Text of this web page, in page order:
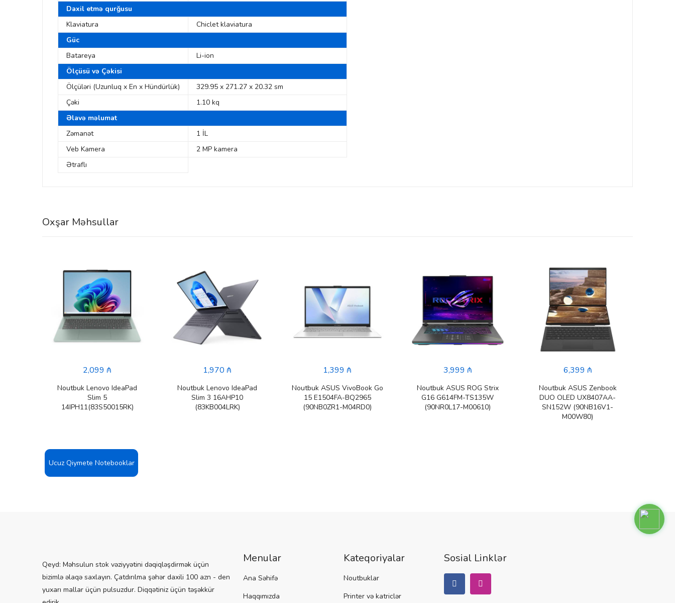
Daxil etmə qurğusu
Klaviatura
Chiclet klaviatura
Güc
Batareya
Li-ion
Ölçüsü və Çəkisi
Ölçüləri (Uzunluq x En x Hündürlük)
329.95 x 271.27 x 20.32 sm
Çəki
1.10 kq
Əlavə məlumat
Zəmanət
1 İL
Veb Kamera
2 MP kamera
Ətraflı
Oxşar Məhsullar
2,099 ₼
Noutbuk Lenovo IdeaPad
Slim 5
14IPH11(83S50015RK)
1,970 ₼
Noutbuk Lenovo IdeaPad
Slim 3 16AHP10
(83KB004LRK)
1,399 ₼
Noutbuk ASUS VivoBook Go
15 E1504FA-BQ2965
(90NB0ZR1-M04RD0)
3,999 ₼
Noutbuk ASUS ROG Strix
G16 G614FM-TS135W
(90NR0L17-M00610)
6,399 ₼
Noutbuk ASUS Zenbook
DUO OLED UX8407AA-
SN152W (90NB16V1-
M00W80)
Ucuz Qiymete Notebooklar
Qeyd: Məhsulun stok vəziyyətini dəqiqləşdirmək üçün
bizimlə əlaqə saxlayın. Çatdırılma şəhər daxili 100 azn - den
yuxarı mallar üçün pulsuzdur. Diqqətiniz üçün təşəkkür
Menular
Ana Səhifə
Haqqımızda
Kateqoriyalar
Noutbuklar
Printer və katriclər
Sosial Linklər